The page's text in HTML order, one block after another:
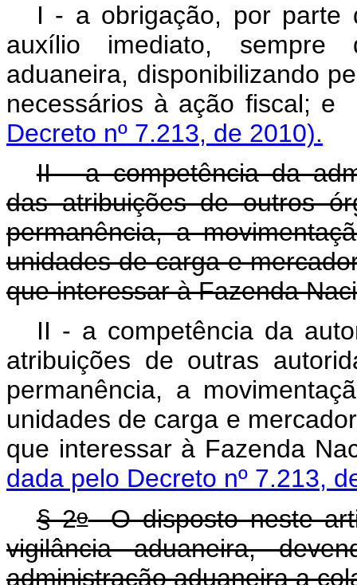
I - a obrigação, por parte
auxílio imediato, sempre
aduaneira, disponibilizando
necessários à
Decreto nº 7.213, de 2010).
II - a competência da
das atribuições de outros
permanência, a
unidades de carga e
que interessar à Fazenda
II - a competência da
atribuições de outras
permanência, a
unidades de carga e
que interessar à
dada pelo Decreto nº 7.213,
§ 2oO disposto neste
vigilância aduaneira,
administração aduaneira a